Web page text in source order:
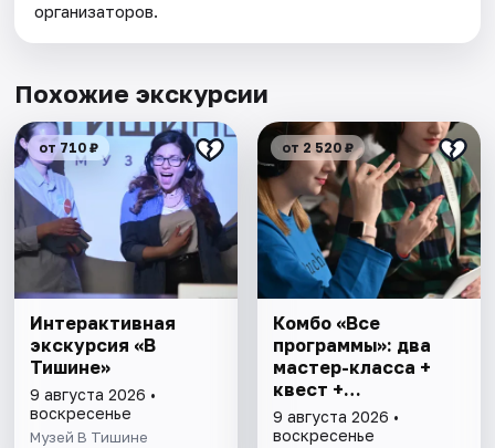
организаторов.
Похожие экскурсии
от 710 ₽
Интерактивная
экскурсия «В
Тишине»
9 августа 2026 •
воскресенье
Музей В Тишине
от 2 520 ₽
Комбо «Все
программы»: два
мастер-класса +
квест +
интерактивная
экскурсия
9 августа 2026 •
воскресенье